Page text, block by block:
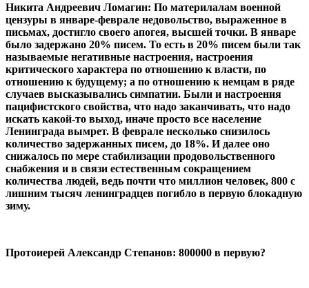
Никита Андреевич Ломагин: По материлалам военной
цензуры в январе-феврале недовольство, выраженное в
письмах, достигло своего апогея, высшей точки. В январе
было задержано 20% писем. То есть в 20% писем были так
называемые негативные настроения, настроения
критического характера по отношению к власти, по
отношению к будущему; а по отношению к немцам в ряде
случаев высказывались симпатии. Были и настроения
пацифистского свойства, что надо заканчивать, что надо
искать какой-то выход, иначе просто все население
Ленинграда вымрет. В феврале несколько снизилось
количество задержанных писем, до 18%. И далее оно
снижалось по мере стабилизации продовольственного
снабжения и в связи естественным сокращением
количества людей, ведь почти что миллион человек, 800 с
лишним тысяч ленинградцев погибло в первую блокадную
зиму.
Протоиерей Александр Степанов: 800000 в первую?